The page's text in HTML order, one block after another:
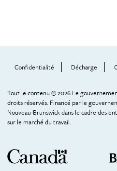
Menu
Confidentialité Décharge
Tout le contenu © 2026 Le
droits réservés. Financé par le
Nouveau-Brunswick dans le cadre des
sur le marché du travail.